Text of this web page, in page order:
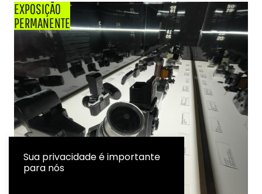
EXPOSIÇÃO
PERMANENTE
Sua privacidade é importante
para nós